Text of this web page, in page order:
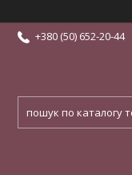
+380 (50) 652-20-44